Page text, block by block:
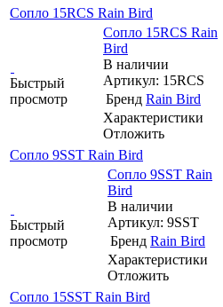
Сопло 15RCS Rain Bird
Быстрый
просмотр
Сопло 15RCS Rain
Bird
В наличии
Артикул: 15RCS
Бренд Rain Bird
Характеристики
Отложить
Сопло 9SST Rain Bird
Быстрый
просмотр
Сопло 9SST Rain
Bird
В наличии
Артикул: 9SST
Бренд Rain Bird
Характеристики
Отложить
Сопло 15SST Rain Bird